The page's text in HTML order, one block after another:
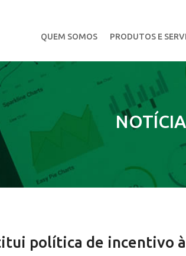
QUEM SOMOS PRODUTOS E
política de incentivo